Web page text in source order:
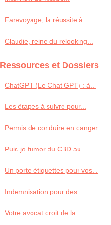
Farevoyage, la réussite à...
Claudie, reine du relooking...
Ressources et Dossiers
ChatGPT (Le Chat GPT) : à...
Les étapes à suivre pour...
Permis de conduire en danger...
Puis-je fumer du CBD au...
Un porte étiquettes pour vos...
Indemnisation pour des...
Votre avocat droit de la...